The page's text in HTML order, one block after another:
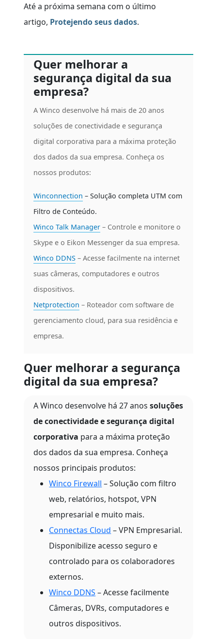
Até a próxima semana com o último
artigo, Protejendo seus dados.
Quer melhorar a
segurança digital da sua
empresa?
A Winco desenvolve há mais de 20 anos
soluções de conectividade e segurança
digital corporativa para a máxima proteção
dos dados da sua empresa. Conheça os
nossos produtos:
Winconnection – Solução completa UTM com
Filtro de Conteúdo.
Winco Talk Manager – Controle e monitore o
Skype e o Eikon Messenger da sua empresa.
Winco DDNS – Acesse facilmente na internet
suas câmeras, computadores e outros
dispositivos.
Netprotection – Roteador com software de
gerenciamento cloud, para sua residência e
empresa.
Quer melhorar a segurança
digital da sua empresa?
A Winco desenvolve há 27 anossoluções
de conectividade e segurança digital
corporativa para a máxima proteção
dos dados da sua empresa. Conheça
nossos principais produtos:
Winco Firewall – Solução com filtro
web, relatórios, hotspot, VPN
empresarial e muito mais.
Connectas Cloud – VPN Empresarial.
Disponibilize acesso seguro e
controlado para os colaboradores
externos.
Winco DDNS – Acesse facilmente
Câmeras, DVRs, computadores e
outros dispositivos.